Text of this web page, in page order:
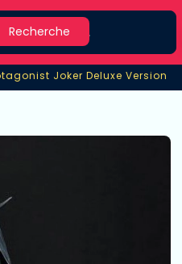
Recherche
Joker Deluxe Version
Joker Deluxe Version